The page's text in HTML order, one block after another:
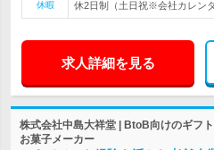
休暇
休2日制（土日祝※会社カレン
求人詳細を見る
株式会社中島大祥堂 | BtoB向けのギフ
お菓子メーカー